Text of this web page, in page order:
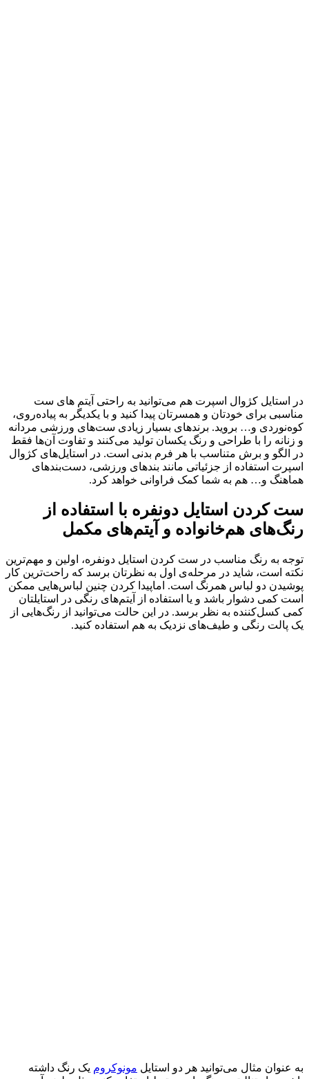
در استایل کژوال اسپرت هم می‌توانید به راحتی آیتم های ست
مناسبی برای خودتان و همسرتان پیدا کنید و با یکدیگر به پیاده‌روی،
کوه‌نوردی و… بروید. برند‌های بسیار زیادی ست‌های ورزشی مردانه
و زنانه را با طراحی و رنگ یکسان تولید می‌کنند و تفاوت آن‌ها فقط
در الگو و برش متناسب با هر فرم بدنی است. در استایل‌های کژوال
اسپرت استفاده از جزئیاتی مانند بندهای ورزشی، دست‌بندهای
هماهنگ و… هم به شما کمک فراوانی خواهد کرد.
ست کردن استایل دونفره با استفاده از
رنگ‌های هم‌خانواده و آیتم‌های مکمل
توجه به رنگ مناسب در ست کردن استایل دونفره، اولین و مهم‌ترین
نکته است، شاید در مرحله‌ی اول به نظرتان برسد که راحت‌ترین کار
پوشیدن دو لباس همرنگ است. اماپیدا کردن چنین لباس‌هایی ممکن
است کمی دشوار باشد و یا استفاده از آیتم‌های رنگی در استایلتان
کمی کسل‌کننده به نظر برسد. در این حالت می‌توانید از رنگ‌هایی از
یک پالت رنگی و طیف‌های نزدیک به هم استفاده کنید.
به عنوان مثال می‌توانید هر دو استایل مونوکروم یک رنگ داشته